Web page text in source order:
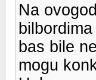
Na
bas bile
mogu